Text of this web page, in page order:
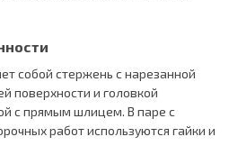
собой стержень с нарезанной
поверхности и головкой
с прямым шлицем. В паре с
работ используются гайки и